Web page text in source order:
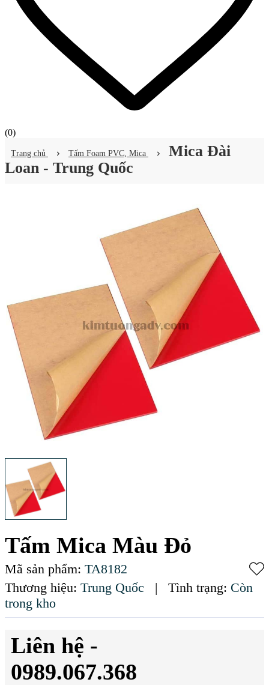
(0)
Trang chủ Tấm Foam PVC, Mica
Mica Đài
Loan - Trung Quốc
Tấm Mica Màu Đỏ
Mã sản phẩm: TA8182
Thương hiệu: Trung Quốc | Tình trạng: Còn
trong kho
Liên hệ -
0989.067.368